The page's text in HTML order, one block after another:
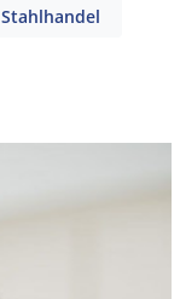
Stahlhandel